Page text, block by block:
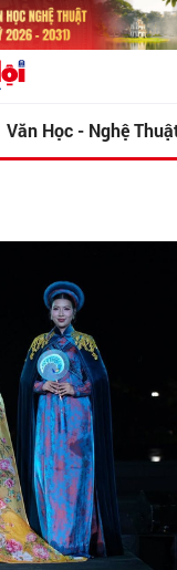
Văn Học - Nghệ